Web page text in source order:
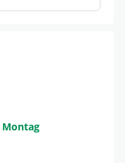
Montag